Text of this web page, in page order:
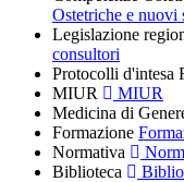
Ostetriche e nuovi
Legislazione
consultori
Protocolli d'intesa
MIUR
MIUR
Medicina di
Formazione
Normativa
Biblioteca